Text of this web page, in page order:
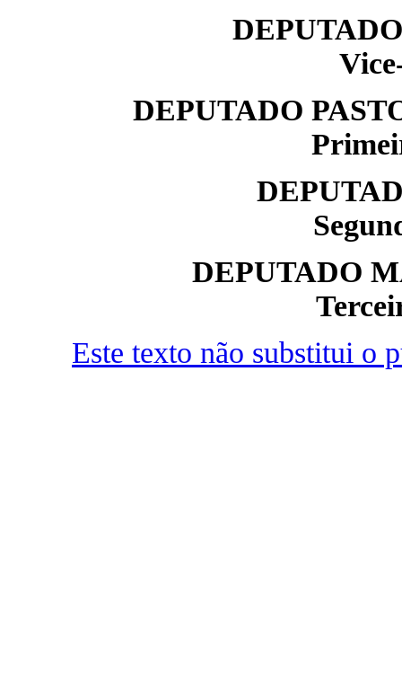
DEPUTADO
DEPUTADO
Este texto não substitui o